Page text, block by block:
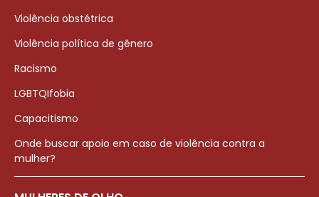
Violência obstétrica
Violência política de gênero
Racismo
LGBTQIfobia
Capacitismo
Onde buscar apoio em caso de violência contra a
mulher?